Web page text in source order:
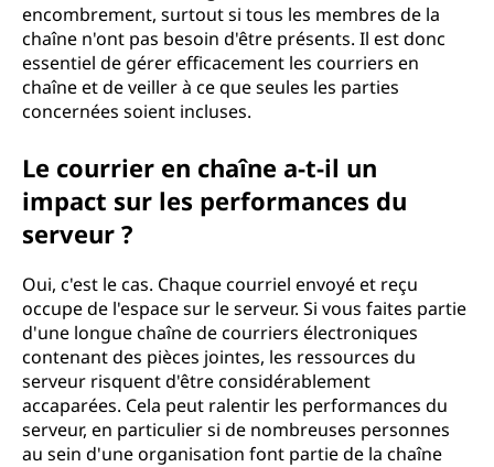
encombrement, surtout si tous les membres de la
chaîne n'ont pas besoin d'être présents. Il est donc
essentiel de gérer efficacement les courriers en
chaîne et de veiller à ce que seules les parties
concernées soient incluses.
Le courrier en chaîne a-t-il un
impact sur les performances du
serveur ?
Oui, c'est le cas. Chaque courriel envoyé et reçu
occupe de l'espace sur le serveur. Si vous faites partie
d'une longue chaîne de courriers électroniques
contenant des pièces jointes, les ressources du
serveur risquent d'être considérablement
accaparées. Cela peut ralentir les performances du
serveur, en particulier si de nombreuses personnes
au sein d'une organisation font partie de la chaîne